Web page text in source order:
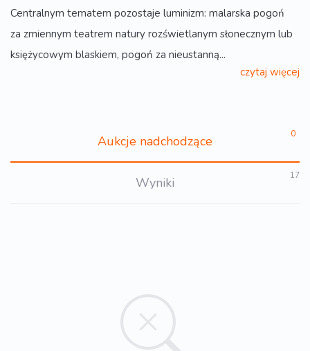
Centralnym tematem pozostaje luminizm: malarska pogoń
za zmiennym teatrem natury rozświetlanym słonecznym lub
księżycowym blaskiem, pogoń za nieustanną...
czytaj więcej
Aukcje nadchodzące 0
Wyniki 17